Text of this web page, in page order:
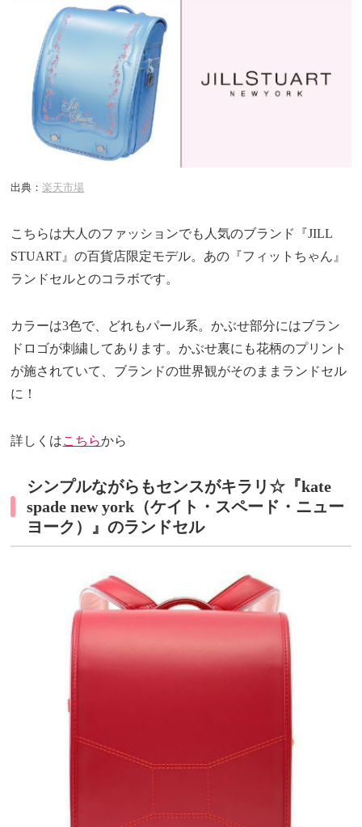
出典：楽天市場
こちらは大人のファッションでも人気のブランド『JILL
STUART』の百貨店限定モデル。あの『フィットちゃん』
ランドセルとのコラボです。
カラーは3色で、どれもパール系。かぶせ部分にはブラン
ドロゴが刺繍してあります。かぶせ裏にも花柄のプリント
が施されていて、ブランドの世界観がそのままランドセル
に！
詳しくはこちらから
シンプルながらもセンスがキラリ☆『kate
spade new york（ケイト・スペード・ニュー
ヨーク）』のランドセル